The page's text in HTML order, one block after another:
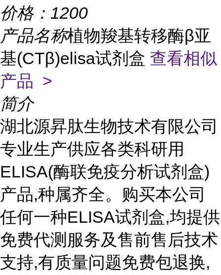
价格： 1200
产品名称植物羧基转移酶β亚
基(CTβ)elisa试剂盒 查看相似
产品 >
简介
湖北源昇肽生物技术有限公司
专业生产供应各类科研用
ELISA(酶联免疫分析试剂盒)
产品,种属齐全。购买本公司
任何一种ELISA试剂盒,均提供
免费代测服务及售前售后技术
支持,有质量问题免费包退换,